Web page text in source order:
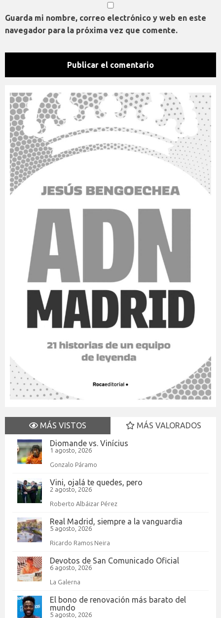
Guarda mi nombre, correo electrónico y web en este
navegador para la próxima vez que comente.
MÁS VISTOS
MÁS VALORADOS
Diomande vs. Vinícius
1 agosto, 2026
Gonzalo Páramo
Vini, ojalá te quedes, pero
2 agosto, 2026
Roberto Albáizar Pérez
Real Madrid, siempre a la vanguardia
5 agosto, 2026
Ricardo Ramos Neira
Devotos de San Comunicado Oficial
6 agosto, 2026
La Galerna
El bono de renovación más barato del
mundo
5 agosto, 2026